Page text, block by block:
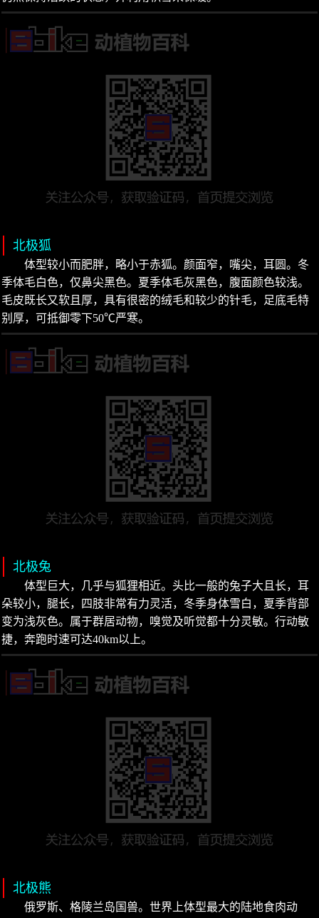
北极狐
体型较小而肥胖，略小于赤狐。颜面窄，嘴尖，耳圆。冬
季体毛白色，仅鼻尖黑色。夏季体毛灰黑色，腹面颜色较浅。
毛皮既长又软且厚，具有很密的绒毛和较少的针毛，足底毛特
别厚，可抵御零下50℃严寒。
北极兔
体型巨大，几乎与狐狸相近。头比一般的兔子大且长，耳
朵较小，腿长，四肢非常有力灵活，冬季身体雪白，夏季背部
变为浅灰色。属于群居动物，嗅觉及听觉都十分灵敏。行动敏
捷，奔跑时速可达40km以上。
北极熊
俄罗斯、格陵兰岛国兽。世界上体型最大的陆地食肉动